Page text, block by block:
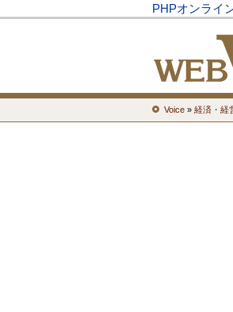
PHPオンライ
Voice » 経済・経